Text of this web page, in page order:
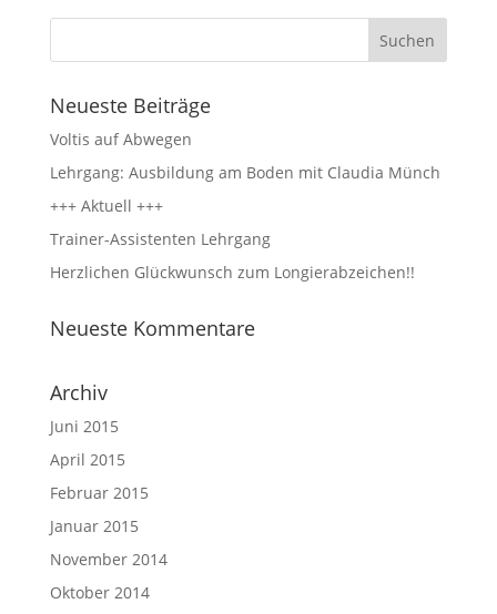
Neueste Beiträge
Voltis auf Abwegen
Lehrgang: Ausbildung am Boden mit Claudia Münch
+++ Aktuell +++
Trainer-Assistenten Lehrgang
Herzlichen Glückwunsch zum Longierabzeichen!!
Neueste Kommentare
Archiv
Juni 2015
April 2015
Februar 2015
Januar 2015
November 2014
Oktober 2014